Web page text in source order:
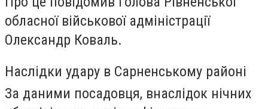
обласної військової адміністрації
Олександр Коваль.
Наслідки удару в Сарненському районі
За даними посадовця, внаслідок нічних